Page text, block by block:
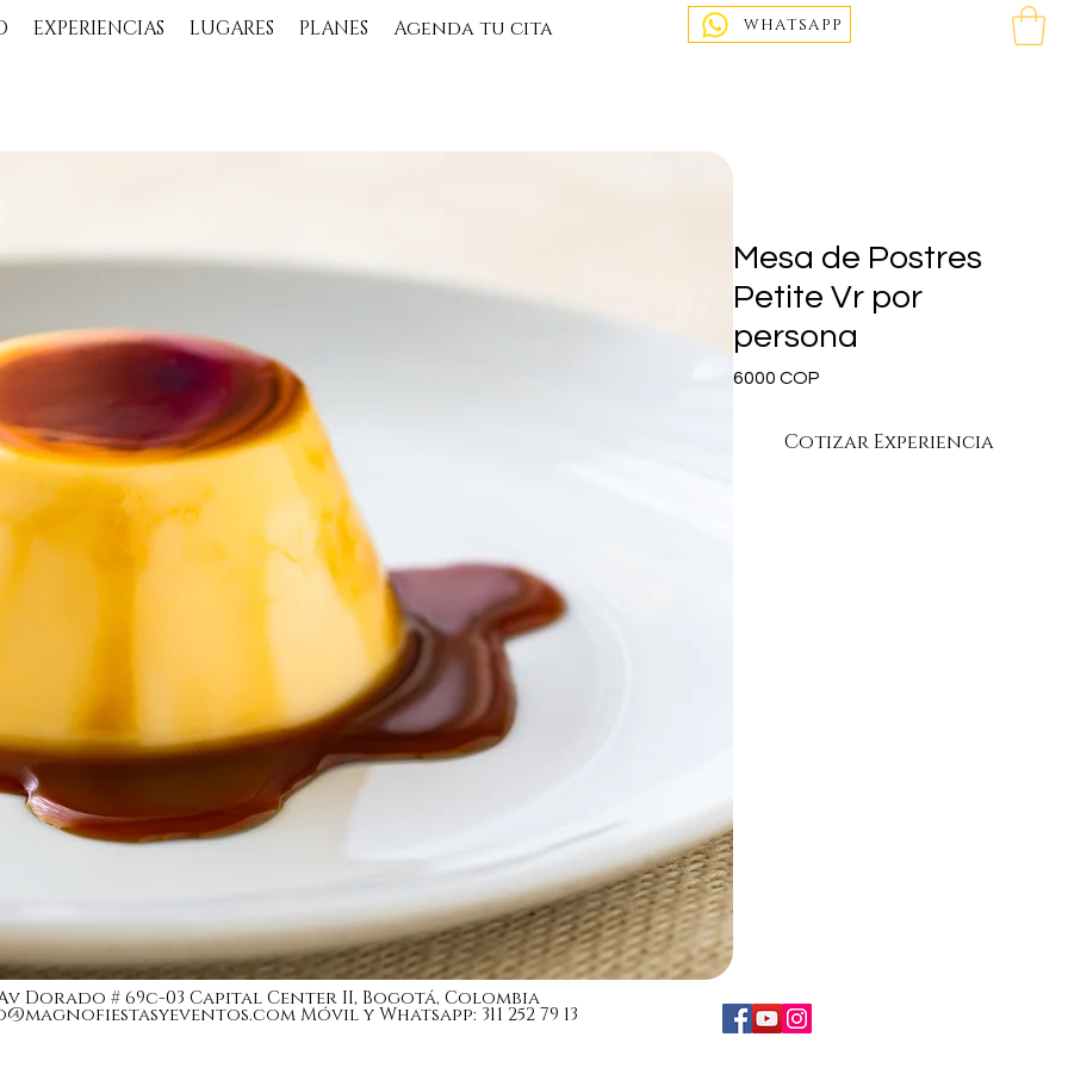
EXPERIENCIAS LUGARES PLANES Agenda tu cita WHATSAPP
Mesa de Postres
Petite Vr por
persona
6000 COP
Cotizar Experiencia
Dorado # 69c-03 Capital Center II, Bogotá, Colombia
Móvil y Whatsapp: 311 252 79 13